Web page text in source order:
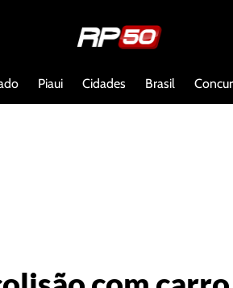
Piaui Cidades Brasil